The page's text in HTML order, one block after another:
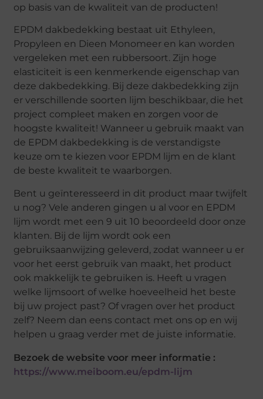
op basis van de kwaliteit van de producten!
EPDM dakbedekking bestaat uit Ethyleen,
Propyleen en Dieen Monomeer en kan worden
vergeleken met een rubbersoort. Zijn hoge
elasticiteit is een kenmerkende eigenschap van
deze dakbedekking. Bij deze dakbedekking zijn
er verschillende soorten lijm beschikbaar, die het
project compleet maken en zorgen voor de
hoogste kwaliteit! Wanneer u gebruik maakt van
de EPDM dakbedekking is de verstandigste
keuze om te kiezen voor EPDM lijm en de klant
de beste kwaliteit te waarborgen.
Bent u geïnteresseerd in dit product maar twijfelt
u nog? Vele anderen gingen u al voor en EPDM
lijm wordt met een 9 uit 10 beoordeeld door onze
klanten. Bij de lijm wordt ook een
gebruiksaanwijzing geleverd, zodat wanneer u er
voor het eerst gebruik van maakt, het product
ook makkelijk te gebruiken is. Heeft u vragen
welke lijmsoort of welke hoeveelheid het beste
bij uw project past? Of vragen over het product
zelf? Neem dan eens contact met ons op en wij
helpen u graag verder met de juiste informatie.
Bezoek de website voor meer informatie :
https://www.meiboom.eu/epdm-lijm